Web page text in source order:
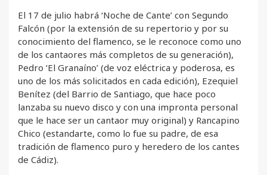
El 17 de julio habrá ‘Noche de Cante’ con Segundo
Falcón (por la extensión de su repertorio y por su
conocimiento del flamenco, se le reconoce como uno
de los cantaores más completos de su generación),
Pedro ‘El Granaíno’ (de voz eléctrica y poderosa, es
uno de los más solicitados en cada edición), Ezequiel
Benítez (del Barrio de Santiago, que hace poco
lanzaba su nuevo disco y con una impronta personal
que le hace ser un cantaor muy original) y Rancapino
Chico (estandarte, como lo fue su padre, de esa
tradición de flamenco puro y heredero de los cantes
de Cádiz).